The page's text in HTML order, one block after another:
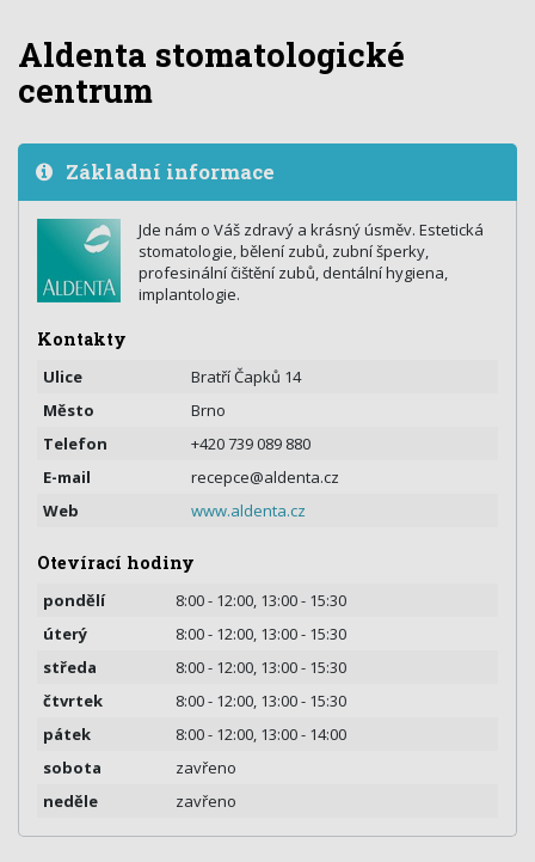
Aldenta stomatologické
centrum
Základní informace
Jde nám o Váš zdravý a krásný úsměv. Estetická
stomatologie, bělení zubů, zubní šperky,
profesinální čištění zubů, dentální hygiena,
implantologie.
Kontakty
Ulice
Bratří Čapků 14
Město
Brno
Telefon
+420 739 089 880
E-mail
recepce@aldenta.cz
Web
www.aldenta.cz
Otevírací hodiny
pondělí
8:00 - 12:00, 13:00 - 15:30
úterý
8:00 - 12:00, 13:00 - 15:30
středa
8:00 - 12:00, 13:00 - 15:30
čtvrtek
8:00 - 12:00, 13:00 - 15:30
pátek
8:00 - 12:00, 13:00 - 14:00
sobota
zavřeno
neděle
zavřeno